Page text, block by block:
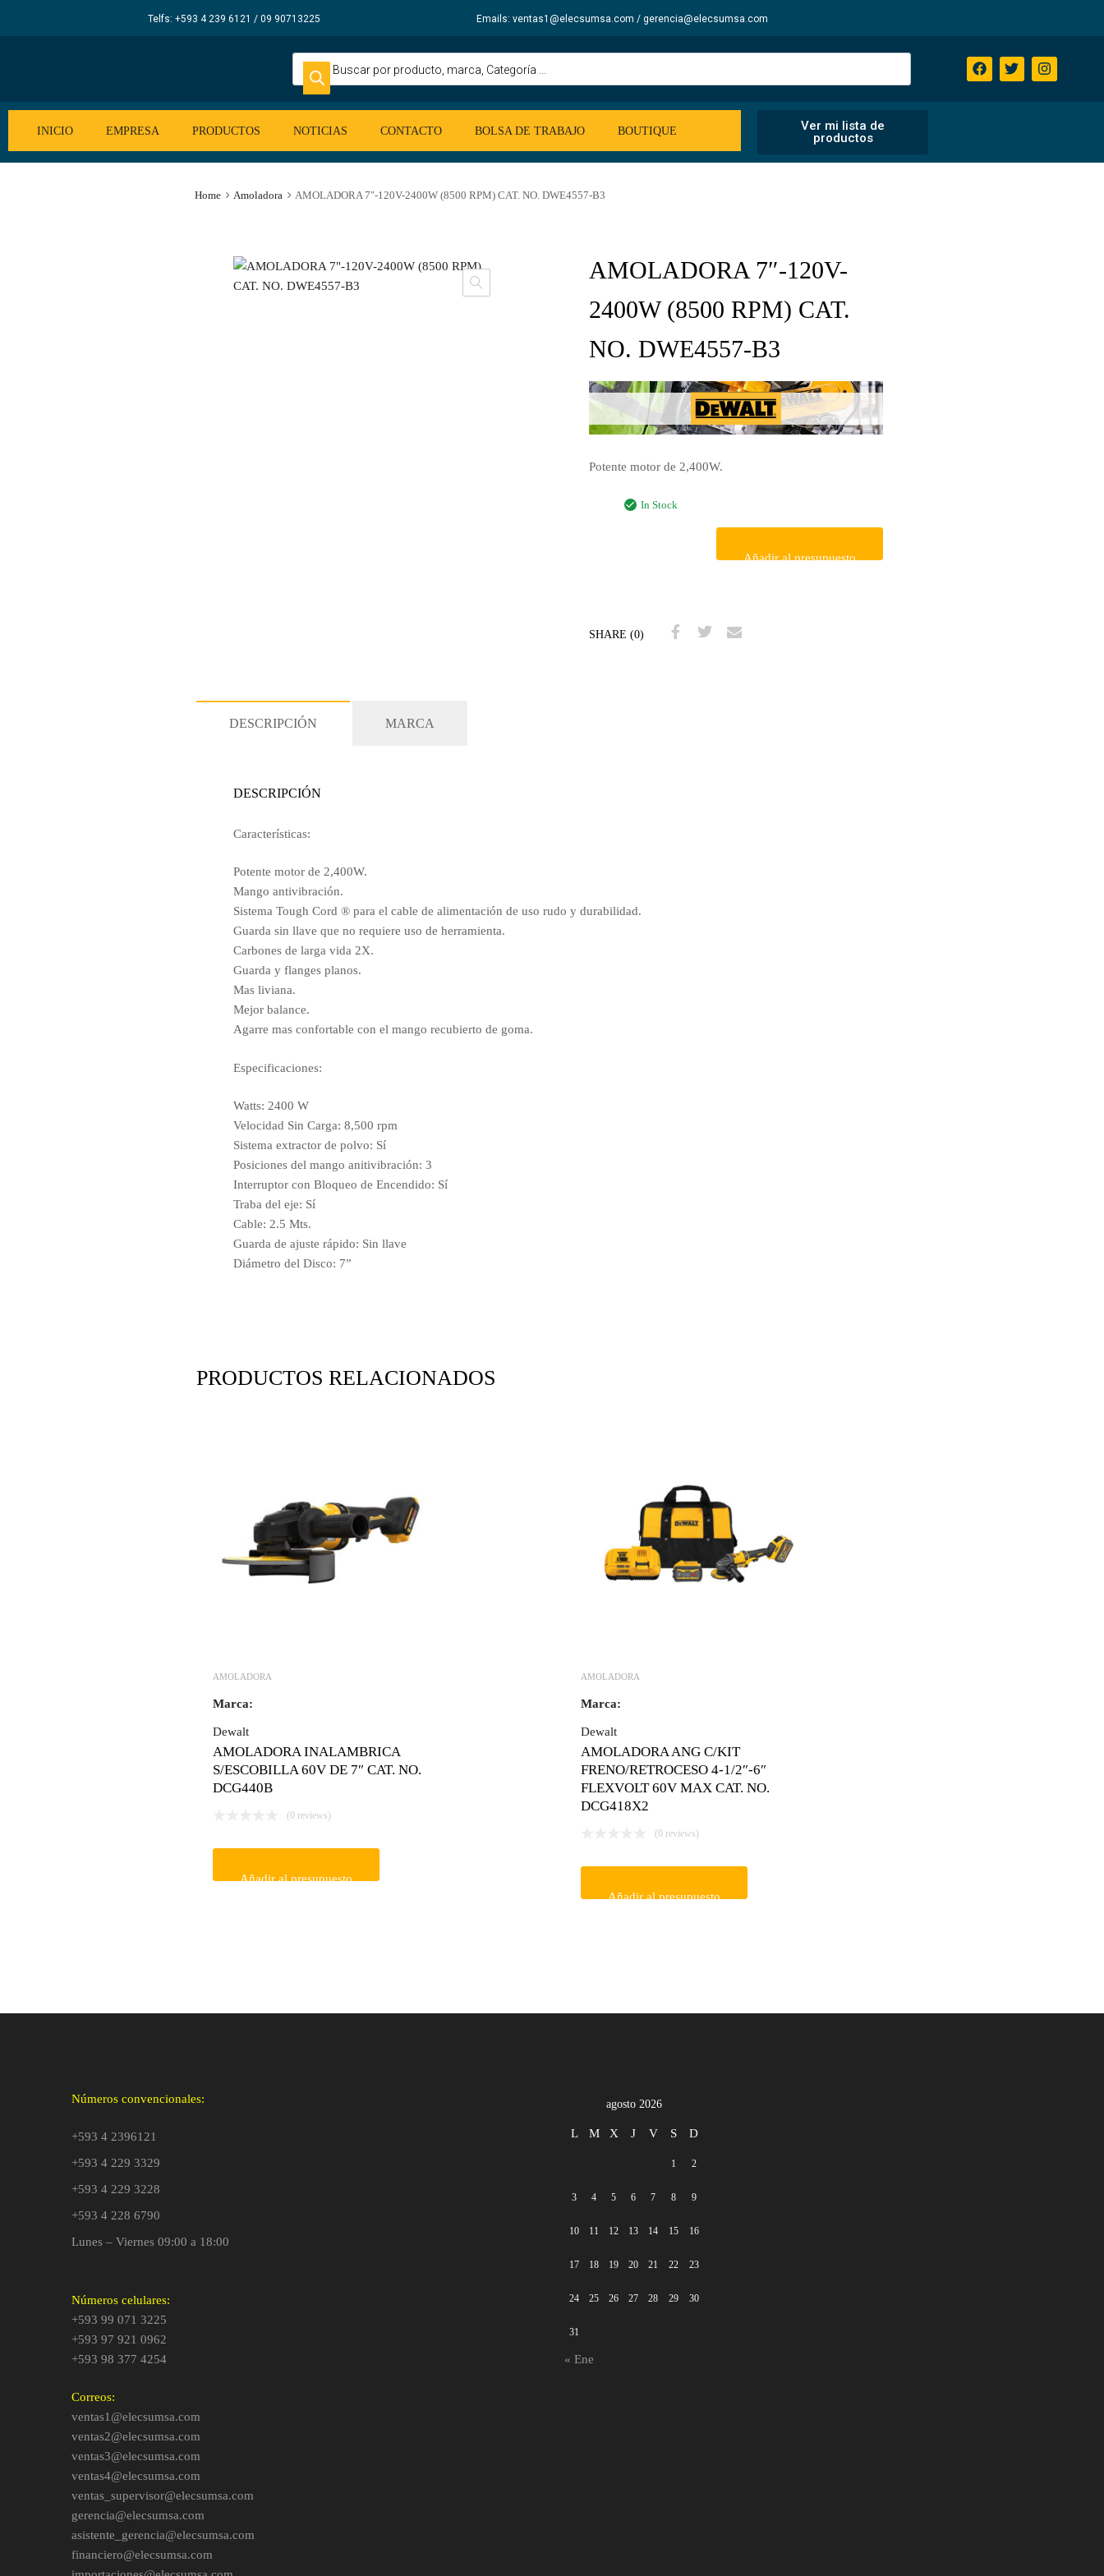
Telfs: +593 4 239 6121 / 09 90713225 Emails: ventas1@elecsumsa.com / gerencia@elecsumsa.com
INICIO EMPRESA PRODUCTOS NOTICIAS CONTACTO BOLSA DE TRABAJO BOUTIQUE
Ver mi lista de
productos
Home Amoladora AMOLADORA 7″-120V-2400W (8500 RPM) CAT. NO. DWE4557-B3
AMOLADORA 7″-120V-
2400W (8500 RPM) CAT.
NO. DWE4557-B3
Potente motor de 2,400W.
In Stock
Añadir al presupuesto
SHARE (0)
DESCRIPCIÓN MARCA
DESCRIPCIÓN
Características:
Potente motor de 2,400W.
Mango antivibración.
Sistema Tough Cord ® para el cable de alimentación de uso rudo y durabilidad.
Guarda sin llave que no requiere uso de herramienta.
Carbones de larga vida 2X.
Guarda y flanges planos.
Mas liviana.
Mejor balance.
Agarre mas confortable con el mango recubierto de goma.
Especificaciones:
Watts: 2400 W
Velocidad Sin Carga: 8,500 rpm
Sistema extractor de polvo: Sí
Posiciones del mango anitivibración: 3
Interruptor con Bloqueo de Encendido: Sí
Traba del eje: Sí
Cable: 2.5 Mts.
Guarda de ajuste rápido: Sin llave
Diámetro del Disco: 7”
PRODUCTOS RELACIONADOS
AMOLADORA
Marca:
Dewalt
AMOLADORA INALAMBRICA
S/ESCOBILLA 60V DE 7″ CAT. NO.
DCG440B
(0 reviews)
Añadir al presupuesto
AMOLADORA
Marca:
Dewalt
AMOLADORA ANG C/KIT
FRENO/RETROCESO 4-1/2″-6″
FLEXVOLT 60V MAX CAT. NO.
DCG418X2
(0 reviews)
Añadir al presupuesto
Números convencionales:
+593 4 2396121
+593 4 229 3329
+593 4 229 3228
+593 4 228 6790
Lunes – Viernes 09:00 a 18:00
Números celulares:
+593 99 071 3225
+593 97 921 0962
+593 98 377 4254
Correos:
ventas1@elecsumsa.com
ventas2@elecsumsa.com
ventas3@elecsumsa.com
ventas4@elecsumsa.com
ventas_supervisor@elecsumsa.com
gerencia@elecsumsa.com
asistente_gerencia@elecsumsa.com
financiero@elecsumsa.com
agosto 2026
L M X J V S D
1 2
3 4 5 6 7 8 9
10 11 12 13 14 15 16
17 18 19 20 21 22 23
24 25 26 27 28 29 30
31
« Ene